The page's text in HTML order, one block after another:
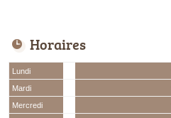
Horaires
Lundi
Mardi
Mercredi